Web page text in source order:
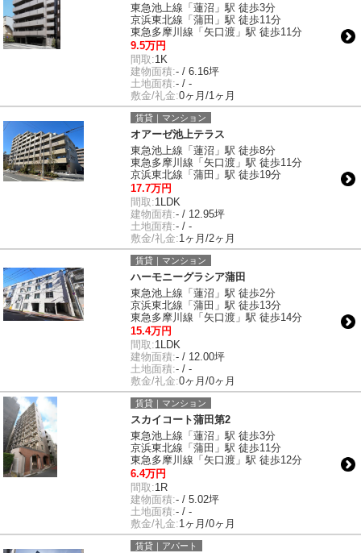
東急池上線「蓮沼」駅 徒歩3分
京浜東北線「蒲田」駅 徒歩11分
東急多摩川線「矢口渡」駅 徒歩11分
9.5万円
間取:1K
建物面積:- / 6.16坪
土地面積:- / -
敷金/礼金:0ヶ月/1ヶ月
賃貸｜マンション
オアーゼ池上テラス
東急池上線「蓮沼」駅 徒歩8分
東急多摩川線「矢口渡」駅 徒歩11分
京浜東北線「蒲田」駅 徒歩19分
17.7万円
間取:1LDK
建物面積:- / 12.95坪
土地面積:- / -
敷金/礼金:1ヶ月/2ヶ月
賃貸｜マンション
ハーモニーグラシア蒲田
東急池上線「蓮沼」駅 徒歩2分
京浜東北線「蒲田」駅 徒歩13分
東急多摩川線「矢口渡」駅 徒歩14分
15.4万円
間取:1LDK
建物面積:- / 12.00坪
土地面積:- / -
敷金/礼金:0ヶ月/0ヶ月
賃貸｜マンション
スカイコート蒲田第2
東急池上線「蓮沼」駅 徒歩3分
京浜東北線「蒲田」駅 徒歩11分
東急多摩川線「矢口渡」駅 徒歩12分
6.4万円
間取:1R
建物面積:- / 5.02坪
土地面積:- / -
敷金/礼金:1ヶ月/0ヶ月
賃貸｜アパート